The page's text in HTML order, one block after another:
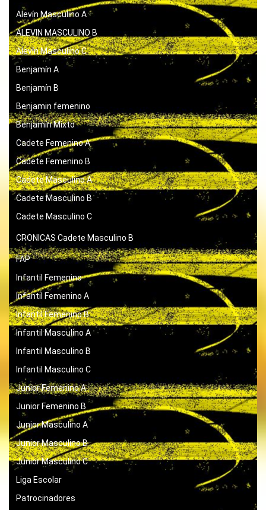
Alevín Masculino A
ALEVIN MASCULINO B
Alevín Masculino C
Benjamín A
Benjamín B
Benjamin femenino
Benjamín Mixto
Cadete Femenino A
Cadete Femenino B
Cadete Masculino A
Cadete Masculino B
Cadete Masculino C
CRONICAS Cadete Masculino B
FAP
Infantil Femenino
Infantil Femenino A
Infantil Femenino B
Infantil Masculino A
Infantil Masculino B
Infantil Masculino C
Junior Femenino A
Junior Femenino B
Junior Masculino A
Junior Masculino B
Junior Masculino C
Liga Escolar
Patrocinadores